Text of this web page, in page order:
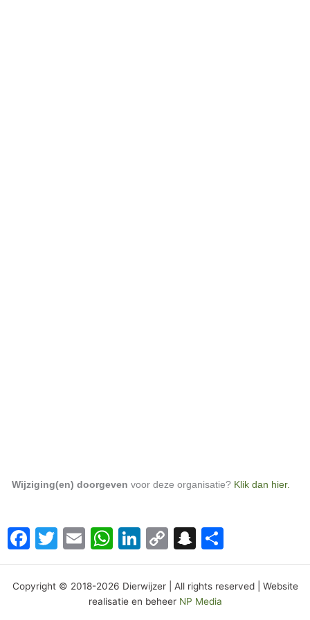
Wijziging(en) doorgeven voor deze organisatie? Klik dan hier.
Facebook
Twitter
EmailWhatsApp
LinkedIn
Copy
Link
Snapchat
Copyright © 2018-2026 Dierwijzer | All rights reserved | Website
realisatie en beheer NP Media